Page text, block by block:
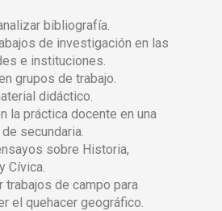
bibliografía.
de investigación en las
e instituciones.
grupos de trabajo.
didáctico.
la práctica docente en una
secundaria.
sobre Historia,
Cívica.
trabajos de campo para
el quehacer geográfico.